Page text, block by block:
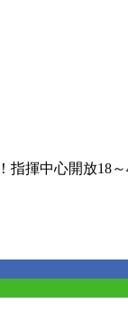
指揮中心開放18